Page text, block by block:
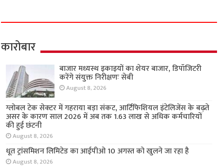
कारोबार
बाजार मध्यस्थ इकाइयों का शेयर बाजार, डिपॉजिटरी
करेंगे संयुक्त निरीक्षणः सेबी
August 8, 2026
ग्लोबल टेक सेक्टर में गहराया बड़ा संकट, आर्टिफिशियल इंटेलिजेंस के बढ़ते
असर के कारण साल 2026 में अब तक 1.63 लाख से अधिक कर्मचारियों
की हुई छंटनी
August 8, 2026
धूत ट्रांसमिशन लिमिटेड का आईपीओ 10 अगस्त को खुलने जा रहा है
August 8, 2026